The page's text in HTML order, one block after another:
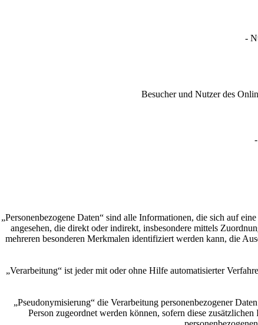
-
Besucher und Nutzer des
„Personenbezogene Daten“ sind alle Informationen, die sich auf
angesehen, die direkt oder indirekt, insbesondere mittels
mehreren besonderen Merkmalen identifiziert werden kann, die
„Verarbeitung“ ist jeder mit oder ohne Hilfe automatisierter
„Pseudonymisierung“ die Verarbeitung personenbezogener
Person zugeordnet werden können, sofern diese